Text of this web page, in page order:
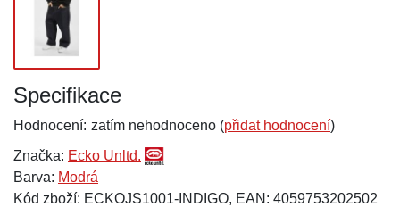
Specifikace
Hodnocení: zatím nehodnoceno (přidat hodnocení)
Značka: Ecko Unltd.
Barva: Modrá
Kód zboží: ECKOJS1001-INDIGO, EAN: 4059753202502